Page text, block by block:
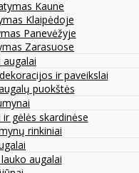
Kaune
Klaipėdoje
Panevėžyje
Zarasuose
augalai
ir paveikslai
puokštės
gėlės skardinėse
rinkiniai
augalai